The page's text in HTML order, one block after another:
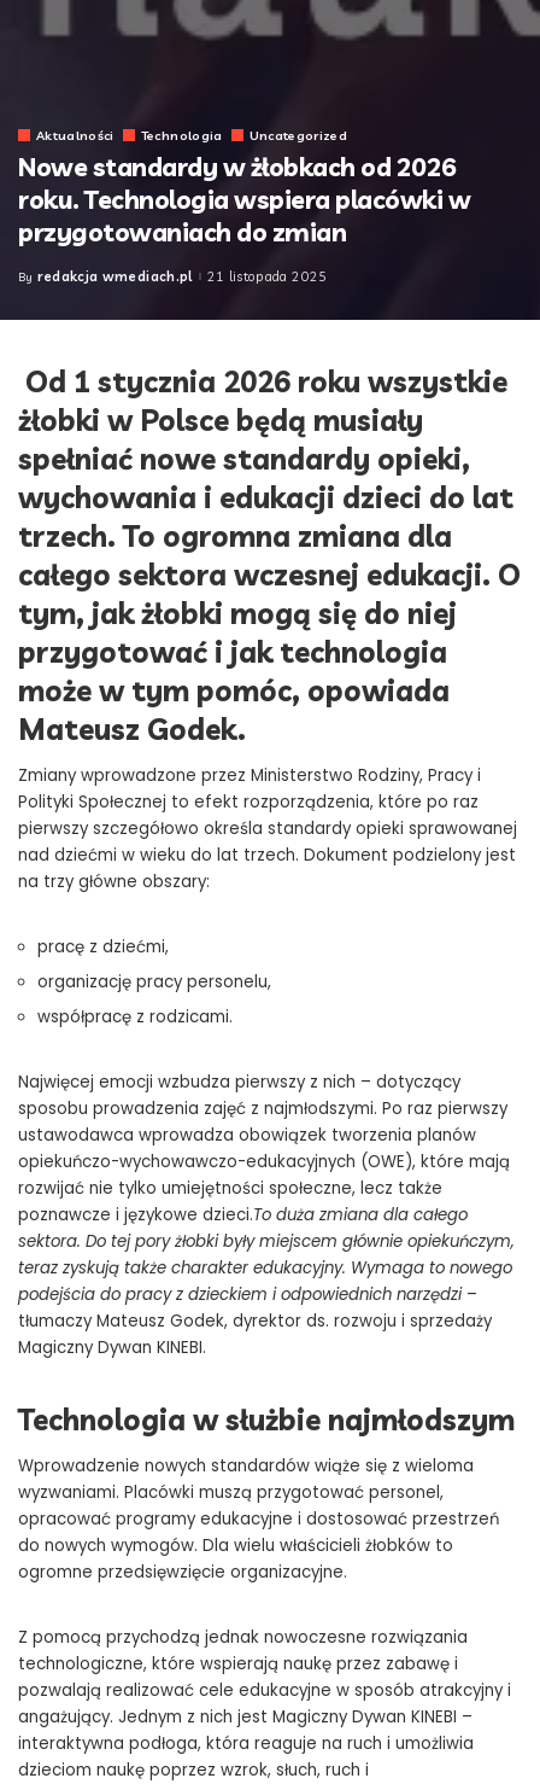
Aktualności Technologia Uncategorized
Nowe standardy w żłobkach od 2026
roku. Technologia wspiera placówki w
przygotowaniach do zmian
Posted
By redakcja wmediach.pl 21 listopada 2025
Od 1 stycznia 2026 roku wszystkie
żłobki w Polsce będą musiały
spełniać nowe standardy opieki,
wychowania i edukacji dzieci do lat
trzech. To ogromna zmiana dla
całego sektora wczesnej edukacji. O
tym, jak żłobki mogą się do niej
przygotować i jak technologia
może w tym pomóc, opowiada
Mateusz Godek.
Zmiany wprowadzone przez Ministerstwo Rodziny, Pracy i
Polityki Społecznej to efekt rozporządzenia, które po raz
pierwszy szczegółowo określa standardy opieki sprawowanej
nad dziećmi w wieku do lat trzech. Dokument podzielony jest
na trzy główne obszary:
pracę z dziećmi,
organizację pracy personelu,
współpracę z rodzicami.
Najwięcej emocji wzbudza pierwszy z nich – dotyczący
sposobu prowadzenia zajęć z najmłodszymi. Po raz pierwszy
ustawodawca wprowadza obowiązek tworzenia planów
opiekuńczo-wychowawczo-edukacyjnych (OWE), które mają
rozwijać nie tylko umiejętności społeczne, lecz także
poznawcze i językowe dzieci.To duża zmiana dla całego
sektora. Do tej pory żłobki były miejscem głównie opiekuńczym,
teraz zyskują także charakter edukacyjny. Wymaga to nowego
podejścia do pracy z dzieckiem i odpowiednich narzędzi–
tłumaczy Mateusz Godek, dyrektor ds. rozwoju i sprzedaży
Magiczny Dywan KINEBI.
Technologia w służbie najmłodszym
Wprowadzenie nowych standardów wiąże się z wieloma
wyzwaniami. Placówki muszą przygotować personel,
opracować programy edukacyjne i dostosować przestrzeń
do nowych wymogów. Dla wielu właścicieli żłobków to
ogromne przedsięwzięcie organizacyjne.
Z pomocą przychodzą jednak nowoczesne rozwiązania
technologiczne, które wspierają naukę przez zabawę i
pozwalają realizować cele edukacyjne w sposób atrakcyjny i
angażujący. Jednym z nich jest Magiczny Dywan KINEBI –
interaktywna podłoga, która reaguje na ruch i umożliwia
dzieciom naukę poprzez wzrok, słuch, ruch i